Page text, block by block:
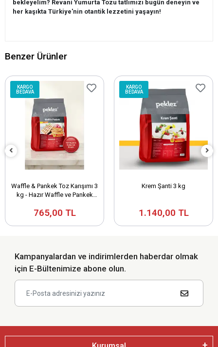
bekleyelim? Revani Yumurta Tozu tatlımızı bugün deneyin ve
her kaşıkta Türkiye'nin otantik lezzetini yaşayın!
Benzer Ürünler
KARGO
BEDAVA
Waffle & Pankek Toz Karışımı 3
kg - Hazır Waffle ve Pankek
765,00 TL
KARGO
BEDAVA
Krem Şanti 3 kg
1.140,00 TL
Kampanyalardan ve indirimlerden haberdar olmak
için E-Bültenimize abone olun.